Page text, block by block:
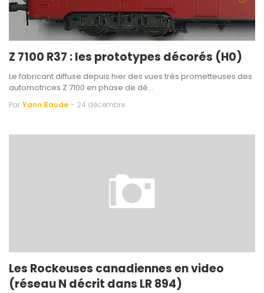
Z 7100 R37 : les prototypes décorés (H0)
Le fabricant diffuse depuis hier des vues très prometteuses des
automotrices Z 7100 en phase de dé…
Par Yann Baude - 24 décembre
Les Rockeuses canadiennes en video
(réseau N décrit dans LR 894)